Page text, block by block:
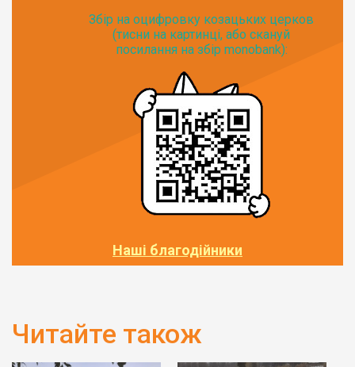
Збір на оцифровку козацьких церков
(тисни на картинці, або скануй
посилання на збір monobank):
Наші благодійники
Читайте також